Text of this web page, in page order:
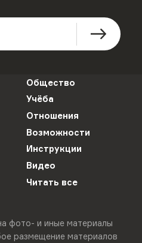
Общество
Учёба
Отношения
Возможности
Инструкции
Видео
Читать все
фото- и иные материалы
размещение материалов